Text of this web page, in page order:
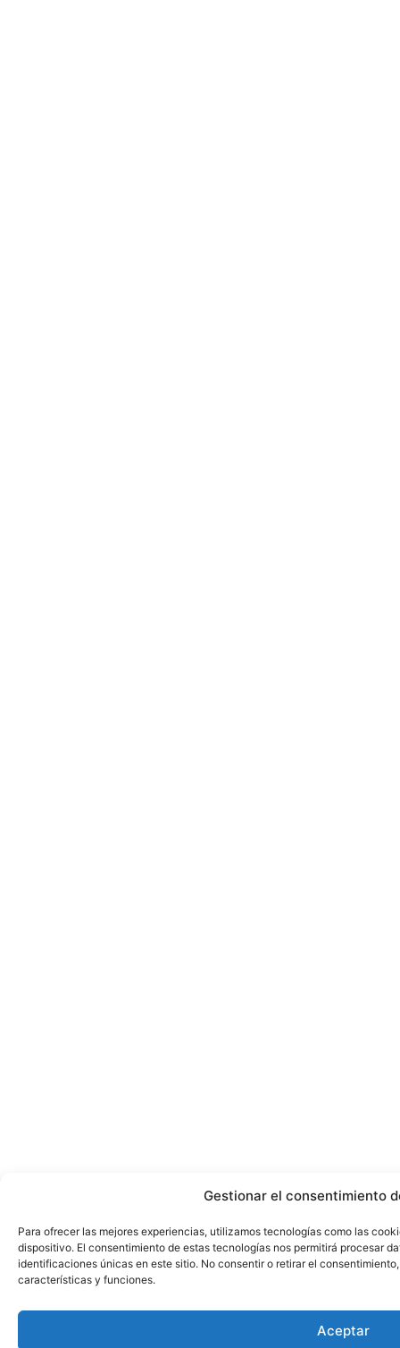
Gestionar el consentimiento
Para ofrecer las mejores experiencias, utilizamos tecnologías como las
dispositivo. El consentimiento de estas tecnologías nos permitirá procesar
identificaciones únicas en este sitio. No consentir o retirar el
características y funciones.
Aceptar